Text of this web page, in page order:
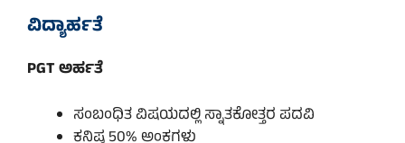
ವಿದ್ಯಾರ್ಹತೆ
PGT ಅರ್ಹತೆ
ಸಂಬಂಧಿತ ವಿಷಯದಲ್ಲಿ ಸ್ನಾತಕೋತ್ತರ ಪದವಿ